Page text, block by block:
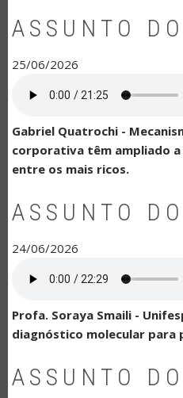
ASSUNTO
25/06/2026
Gabriel Quatrochi -
corporativa têm ampliado
entre os mais ricos.
ASSUNTO
24/06/2026
Profa. Soraya Smaili -
diagnóstico molecular para
ASSUNTO